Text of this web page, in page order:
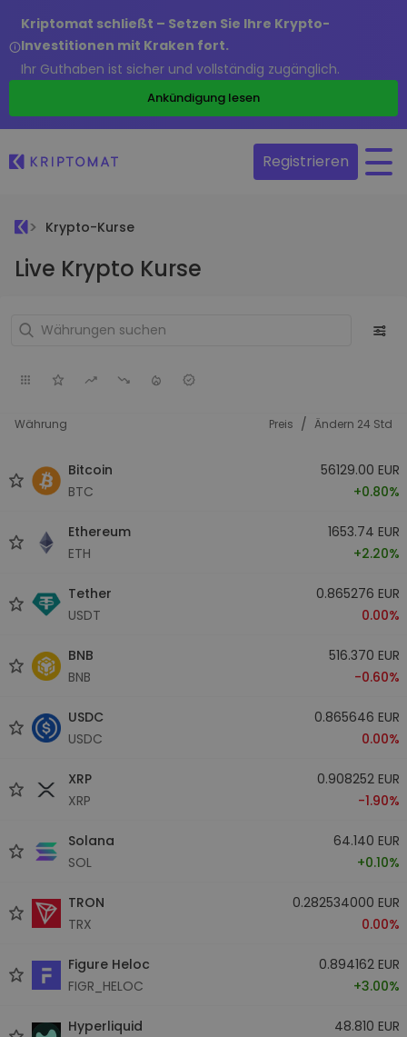
Kriptomat schließt – Setzen Sie Ihre Krypto-
Investitionen mit Kraken fort.
Ihr Guthaben ist sicher und vollständig zugänglich.
Ankündigung lesen
Registrieren
Krypto-Kurse
Live Krypto Kurse
Währung Preis / Ändern 24 Std
Bitcoin
BTC
56129.00 EUR
+0.80%
Ethereum
ETH
1653.74 EUR
+2.20%
Tether
USDT
0.865276 EUR
0.00%
BNB
BNB
516.370 EUR
-0.60%
USDC
USDC
0.865646 EUR
0.00%
XRP
XRP
0.908252 EUR
-1.90%
Solana
SOL
64.140 EUR
+0.10%
TRON
TRX
0.282534000 EUR
0.00%
Figure Heloc
FIGR_HELOC
0.894162 EUR
+3.00%
Hyperliquid
48.810 EUR